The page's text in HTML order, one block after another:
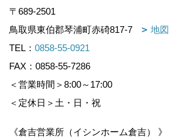
〒689-2501
鳥取県東伯郡琴浦町赤碕817-7
地図
TEL： 0858-55-0921
FAX：0858-55-7286
＜営業時間＞8:00～17:00
＜定休日＞土・日・祝
《倉吉営業所（イシンホーム倉吉） 》